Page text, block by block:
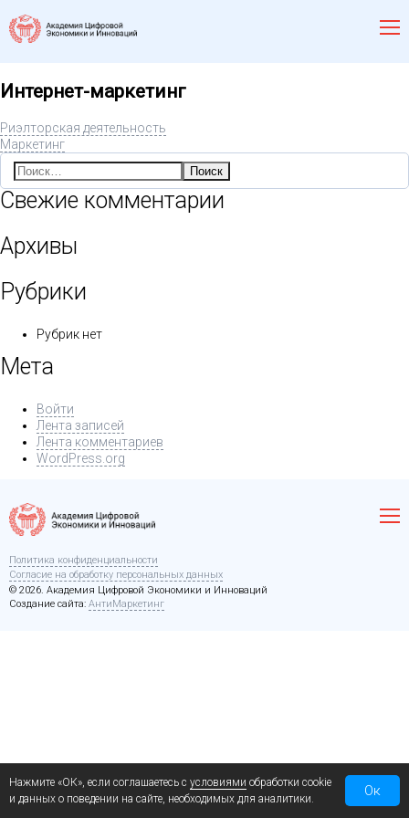
Интернет-маркетинг
Риэлторская деятельность
Маркетинг
Найти:
Свежие комментарии
Архивы
Рубрики
Рубрик нет
Мета
Войти
Лента записей
Лента комментариев
WordPress.org
Политика конфиденциальности
Согласие на обработку персональных данных
© 2026. Академия Цифровой Экономики и Инноваций
Создание сайта: АнтиМаркетинг
Нажмите «ОК», если соглашаетесь с условиями обработки cookie
и данных о поведении на сайте, необходимых для аналитики.
Ок